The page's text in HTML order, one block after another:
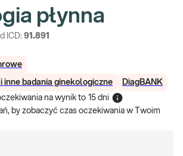
płynna
ICD: 91.891
inne badania ginekologiczne
DiagBANK
na wynik to 15 dni
by zobaczyć czas oczekiwania w Twoim